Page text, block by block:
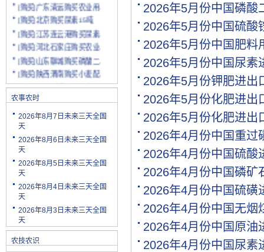
[购买]北京购买尿素15吨
[购买]河北石家庄购买农业.
[购买]陕西渭南购买小麦配.
[购买]云南玉溪购买尿素10.
[购买]山东潍坊购买复合肥.
[购买]四川绵阳购买尿素2.
[购买]天津购买小颗粒尿素.
[购买]内蒙古购买复合肥10.
[购买]天津购买大颗粒尿素.
[购买]河南新乡购买冲施肥.
[购买]山东济宁购买尿素10.
[购买]新疆克孜勒苏柯尔克.
[购买]宁夏购买罗硫酸钾(.
[购买]河北石家庄购买硫酸.
农事农时
2026年8月7日未来三天全国
天
2026年8月6日未来三天全国
天
2026年8月5日未来三天全国
天
2026年8月4日未来三天全国
天
2026年8月3日未来三天全国
天
农技农识
2026年5月份中国磷酸
2026年5月份中国硫酸
2026年5月份中国肥料
2026年5月份中国尿素
2026年5月份钾肥进出
2026年5月份化肥进出
2026年5月份化肥进出
2026年4月份中国重过
2026年4月份中国硫酸
2026年4月份中国磷矿
2026年4月份中国硫磺
2026年4月份中国无烟
2026年4月份中国原油
2026年4月份中国尿素